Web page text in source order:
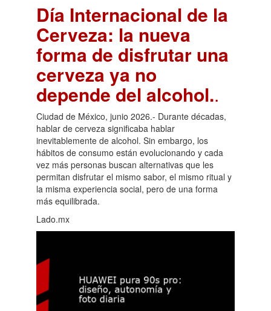
Día Internacional de la
Cerveza: la nueva
forma de disfrutar una
cerveza ya no
depende del alcohol..
Ciudad de México, junio 2026.- Durante décadas,
hablar de cerveza significaba hablar
inevitablemente de alcohol. Sin embargo, los
hábitos de consumo están evolucionando y cada
vez más personas buscan alternativas que les
permitan disfrutar el mismo sabor, el mismo ritual y
la misma experiencia social, pero de una forma
más equilibrada.
Lado.mx